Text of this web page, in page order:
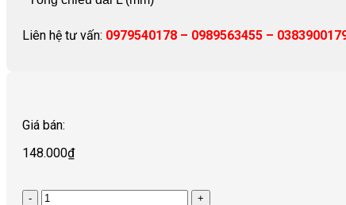
Liên hệ tư vấn: 0979540178 – 0989563455 –
Giá bán:
148.000₫
Quantity